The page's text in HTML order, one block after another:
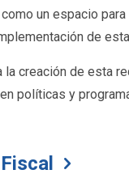
un espacio
de
la creación de esta
políticas y